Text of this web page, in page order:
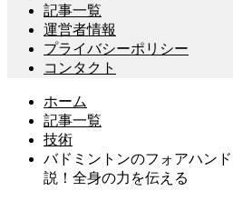
記事一覧
運営者情報
プライバシーポリシー
コンタクト
ホーム
記事一覧
技術
バドミントンのフォアハン
説！全身の力を伝える